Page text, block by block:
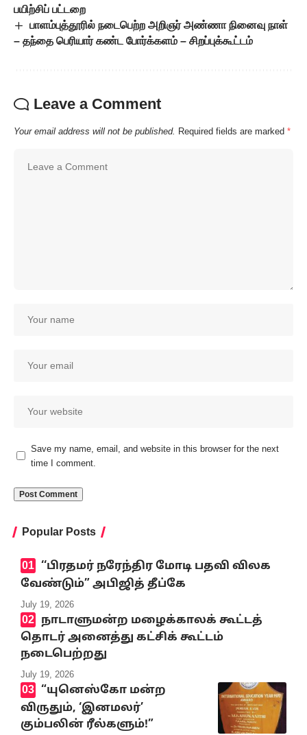
பயிற்சிப் பட்டறை
பாளம்புத்தூரில் நடைபெற்ற அறிஞர் அண்ணா நினைவு நாள்
– தந்தை பெரியார் கண்ட போர்க்களம் – சிறப்புக்கூட்டம்
Leave a Comment
Your email address will not be published. Required fields are marked *
Save my name, email, and website in this browser for the next
time I comment.
Popular Posts
‘‘பிரதமர் நரேந்திர மோடி பதவி விலக
வேண்டும்” அபிஜித் தீப்கே
July 19, 2026
நாடாளுமன்ற மழைக்காலக் கூட்டத்
தொடர் அனைத்து கட்சிக் கூட்டம்
நடைபெற்றது
July 19, 2026
“யுனெஸ்கோ மன்ற
விருதும், ‘இனமலர்’
கும்பலின் ரீல்களும்!”